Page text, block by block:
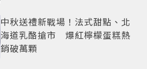
中秋送禮新戰場！法式甜點、北
海道乳酪搶市 爆紅檸檬蛋糕熱
銷破萬顆